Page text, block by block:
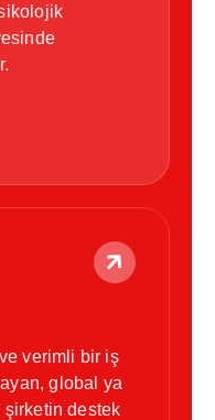
verimli bir iş
global ya
destek